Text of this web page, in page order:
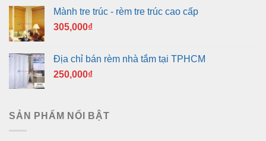
Mành tre trúc - rèm tre trúc cao cấp
305,000₫
Địa chỉ bán rèm nhà tắm tại TPHCM
250,000₫
SẢN PHẨM NỔI BẬT